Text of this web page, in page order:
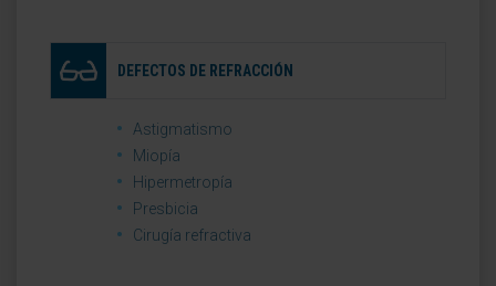
DEFECTOS DE REFRACCIÓN
Astigmatismo
Miopía
Hipermetropía
Presbicia
Cirugía refractiva